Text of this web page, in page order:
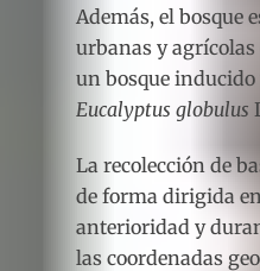
Además, el bosque
urbanas y
un bosque
Eucalyptus globulus
La recolección de
de forma dirigida
anterioridad y
las coordenadas